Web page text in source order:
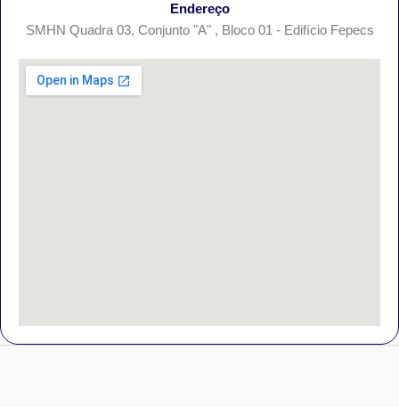
Endereço
SMHN Quadra 03, Conjunto "A" , Bloco 01 - Edifício Fepecs